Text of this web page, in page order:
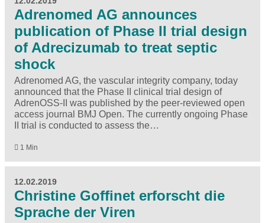
Adrenomed AG announces
publication of Phase II trial design
of Adrecizumab to treat septic
shock
Adrenomed AG, the vascular integrity company, today
announced that the Phase II clinical trial design of
AdrenOSS-II was published by the peer-reviewed open
access journal BMJ Open. The currently ongoing Phase
II trial is conducted to assess the…
1 Min
12.02.2019
Christine Goffinet erforscht die
Sprache der Viren